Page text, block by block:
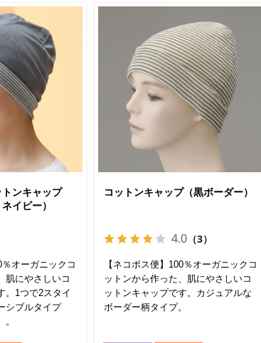
ンキャップ
イビー）
％オーガニックコ
肌にやさしいコ
。1つで2スタイ
シブルタイプ
コットンキャップ（黒ボーダー）
4.0 （3）
【ネコポス便】100％オーガニックコ
ットンから作った、肌にやさしいコ
ットンキャップです。カジュアルな
ボーダー柄タイプ。